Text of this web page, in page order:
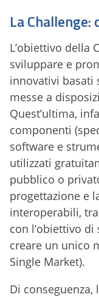
La
L’obiettivo della
sviluppare e
innovativi basati
messe a
Quest’ultima,
componenti
software e
utilizzati
pubblico o
progettazione e
interoperabili,
con l’obiettivo
creare un unico
Single Market).
Di